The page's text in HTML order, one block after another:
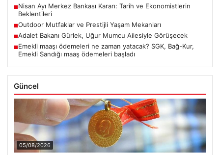
■Nisan Ayı Merkez Bankası Kararı: Tarih ve Ekonomistlerin
Beklentileri
■Outdoor Mutfaklar ve Prestijli Yaşam Mekanları
■Adalet Bakanı Gürlek, Uğur Mumcu Ailesiyle Görüşecek
■Emekli maaşı ödemeleri ne zaman yatacak? SGK, Bağ-Kur,
Emekli Sandığı maaş ödemeleri başladı
Güncel
05/08/2026